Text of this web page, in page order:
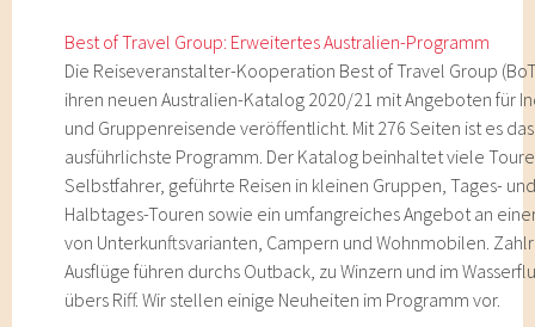
Best of Travel Group: Erweitertes Australien-Programm
Die Reiseveranstalter-Kooperation Best of Travel Group
ihren neuen Australien-Katalog 2020/21 mit Angeboten für
und Gruppenreisende veröffentlicht. Mit 276 Seiten ist es
ausführlichste Programm. Der Katalog beinhaltet viele
Selbstfahrer, geführte Reisen in kleinen Gruppen, Tages-
Halbtages-Touren sowie ein umfangreiches Angebot an
von Unterkunftsvarianten, Campern und Wohnmobilen.
Ausflüge führen durchs Outback, zu Winzern und im
übers Riff. Wir stellen einige Neuheiten im Programm vor.